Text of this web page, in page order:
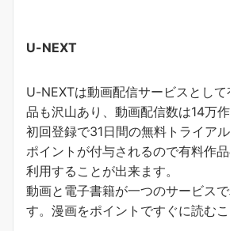
U-NEXT
U-NEXTは動画配信サービスとし
品も沢山あり、動画配信数は14万作
初回登録で31日間の無料トライア
ポイントが付与されるので有料作
利用することが出来ます。
動画と電子書籍が一つのサービス
す。 漫画をポイントですぐに読む